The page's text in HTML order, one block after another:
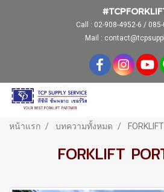
Call : 02-908-4952-6 /
Mail :
หน้าแรก บทความทั้งหมด
FORKLIFT